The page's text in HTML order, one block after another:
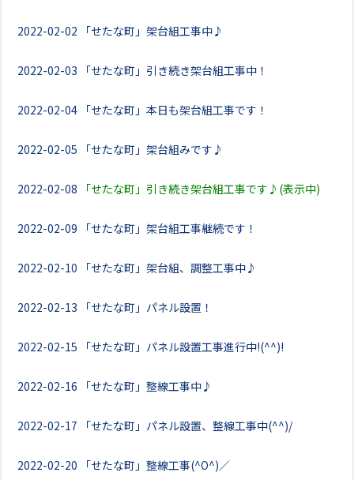
2022-02-02 「せたな町」架台組工事中♪
2022-02-03 「せたな町」引き続き架台組工事中！
2022-02-04 「せたな町」本日も架台組工事です！
2022-02-05 「せたな町」架台組みです♪
2022-02-08 「せたな町」引き続き架台組工事です♪(表示中)
2022-02-09 「せたな町」架台組工事継続です！
2022-02-10 「せたな町」架台組、調整工事中♪
2022-02-13 「せたな町」パネル設置！
2022-02-15 「せたな町」パネル設置工事進行中!(^^)!
2022-02-16 「せたな町」整線工事中♪
2022-02-17 「せたな町」パネル設置、整線工事中(^^)/
2022-02-20 「せたな町」整線工事(^O^)／